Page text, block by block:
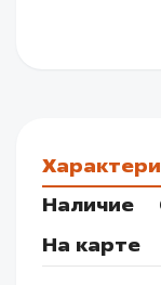
Наличие
На карте